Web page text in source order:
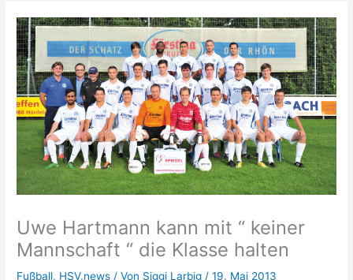
Uwe Hartmann kann mit “ keiner
Mannschaft “ die Klasse halten
Fußball, HSV.news / Von Siggi Larbig /19. Mai 2013